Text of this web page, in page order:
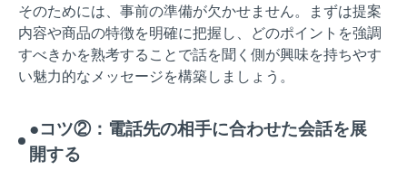
そのためには、事前の準備が欠かせません。まずは提案
内容や商品の特徴を明確に把握し、どのポイントを強調
すべきかを熟考することで話を聞く側が興味を持ちやす
い魅力的なメッセージを構築しましょう。
●コツ②：電話先の相手に合わせた会話を展
開する